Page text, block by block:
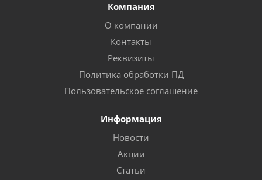
Компания
О компании
Контакты
Реквизиты
Политика обработки ПД
Пользовательское соглашение
Информация
Новости
Акции
Статьи